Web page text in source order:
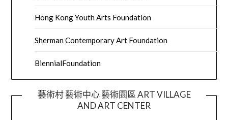
Hong Kong Youth Arts Foundation
Sherman Contemporary Art Foundation
BiennialFoundation
藝術村 藝術中心 藝術園區 ART VILLAGE
AND ART CENTER